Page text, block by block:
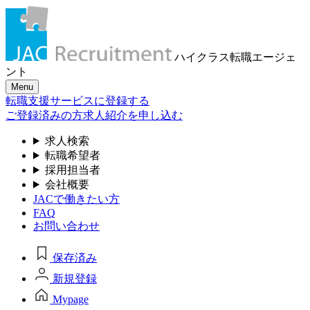
ハイクラス転職エージェ
ント
Menu
転職支援サービスに登録する
ご登録済みの方求人紹介を申し込む
求人検索
転職希望者
採用担当者
会社概要
JACで働きたい方
FAQ
お問い合わせ
保存済み
新規登録
Mypage